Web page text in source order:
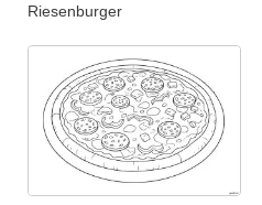
Riesenburger